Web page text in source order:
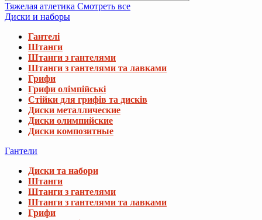
Тяжелая атлетика Смотреть все
Диски и наборы
Гантелі
Штанги
Штанги з гантелями
Штанги з гантелями та лавками
Грифи
Грифи олімпійські
Стійки для грифів та дисків
Диски металлические
Диски олимпийские
Диски композитные
Гантели
Диски та набори
Штанги
Штанги з гантелями
Штанги з гантелями та лавками
Грифи